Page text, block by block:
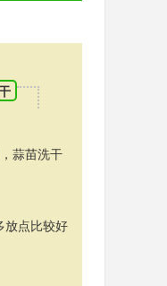
蒜苗洗干
放点比较好